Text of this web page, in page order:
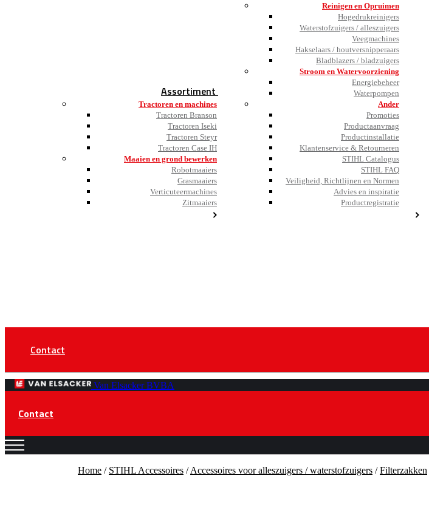
Assortiment
Tractoren en machines
Tractoren Branson
Tractoren Iseki
Tractoren Steyr
Tractoren Case IH
Maaien en grond bewerken
Robotmaaiers
Grasmaaiers
Verticuteermachines
Zitmaaiers
Reinigen en Opruimen
Hogedrukreinigers
Waterstofzuigers / alleszuigers
Veegmachines
Hakselaars / houtversnipperaars
Bladblazers / bladzuigers
Stroom en Watervoorziening
Energiebeheer
Waterpompen
Ander
Promoties
Productaanvraag
Productinstallatie
Klantenservice & Retourneren
STIHL Catalogus
STIHL FAQ
Veiligheid, Richtlijnen en Normen
Advies en inspiratie
Productregistratie
Contact
Van Elsacker BVBA
Contact
Home / STIHL Accessoires /Accessoires voor alleszuigers / waterstofzuigers /Filterzakken